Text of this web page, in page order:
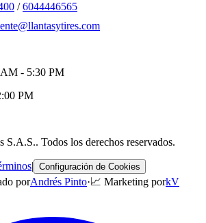
/6044446565
- 5:30 PM
PM
S.A.S.. Todos los derechos reservados.
| Configuración de Cookies
porAndrés Pinto·📈 Marketing porkV